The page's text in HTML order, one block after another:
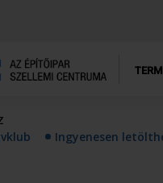
Ingyenesen